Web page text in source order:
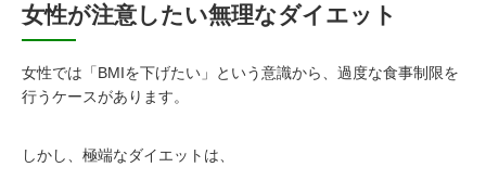
女性が注意したい無理なダイエット
女性では「BMIを下げたい」という意識から、過度な食事制限を
行うケースがあります。
しかし、極端なダイエットは、